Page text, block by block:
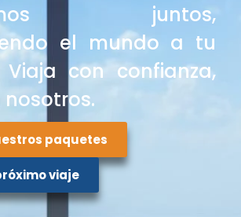
juntos,
el mundo a tu
Viaja con confianza,
paquetes
viaje